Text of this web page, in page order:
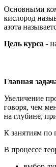
Основными
кислород
азота
Цель курса -
Главная
Увеличение
говоря, чем
на глубине,
К занятиям по
В процессе